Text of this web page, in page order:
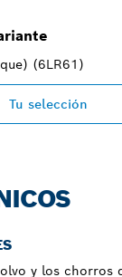
(6LR61)
Tu selección
y los chorros